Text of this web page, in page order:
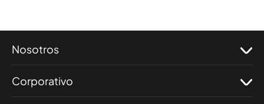
Nosotros
Corporativo